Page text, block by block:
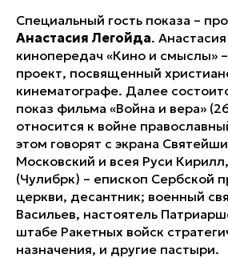
Специальный гость показа –
Анастасия Легойда.
кинопередач «Кино и смыслы»
проект, посвященный
кинематографе. Далее
показ фильма «Война и вера»
относится к войне
этом говорят с экрана
Московский и всея Руси
(Чулибрк) – епископ Сербской
церкви, десантник; военный
Васильев, настоятель
штабе Ракетных войск
назначения, и другие пастыри.